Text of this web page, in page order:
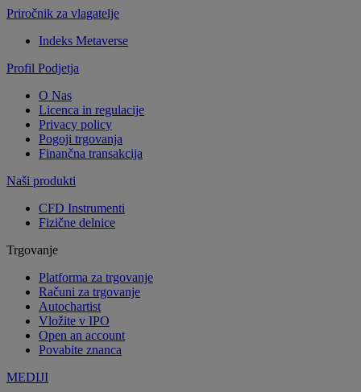
Priročnik za vlagatelje
Indeks Metaverse
Profil Podjetja
O Nas
Licenca in regulacije
Privacy policy
Pogoji trgovanja
Finančna transakcija
Naši produkti
CFD Instrumenti
Fizične delnice
Trgovanje
Platforma za trgovanje
Računi za trgovanje
Autochartist
Vložite v IPO
Open an account
Povabite znanca
MEDIJI